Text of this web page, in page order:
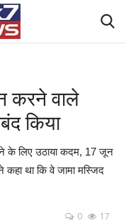
करने वाले
किया
के लिए उठाया कदम, 17 जून
था कि वे जामा मस्जिद
0 17